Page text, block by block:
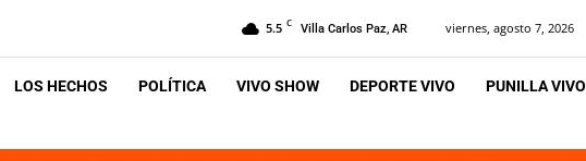
5.5 C Villa Carlos Paz, AR viernes, agosto 7, 2026
LOS HECHOS POLÍTICA VIVO SHOW DEPORTE VIVO PUNILLA VIVO